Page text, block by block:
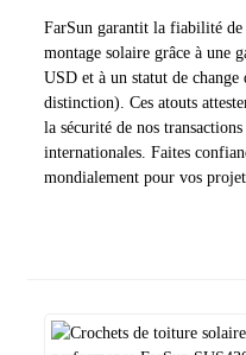
FarSun garantit la fiabilité de
montage solaire grâce à une
USD et à un statut de
distinction). Ces atouts
la sécurité de nos
internationales. Faites
mondialement pour vos